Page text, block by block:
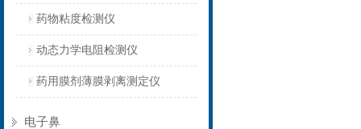
药物粘度检测仪
动态力学电阻检测仪
药用膜剂薄膜剥离测定仪
电子鼻